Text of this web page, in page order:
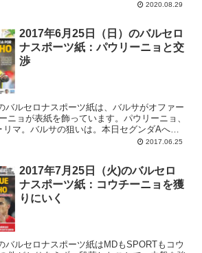
2020.08.29
2017年6月25日（日）のバルセロ
ナスポーツ紙：パウリーニョと交
渉
バルセロナスポーツ紙は、バルサがオファー
ニョが表紙を飾っています。パウリーニョ、
マ。バルサの狙いは。本日セグンダAへの
2017.06.25
2017年7月25日（火)のバルセロ
ナスポーツ紙：コウチーニョを獲
りにいく
バルセロナスポーツ紙はMDもSPORTもコウ